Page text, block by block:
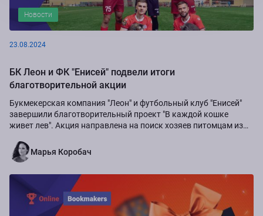
Новости
23.08.2024
БК Леон и ФК "Енисей" подвели итоги
благотворительной акции
Букмекерская компания "Леон" и футбольный клуб "Енисей"
завершили благотворительный проект "В каждой кошке
живет лев". Акция направлена на поиск хозяев питомцам из
Марья Коробач